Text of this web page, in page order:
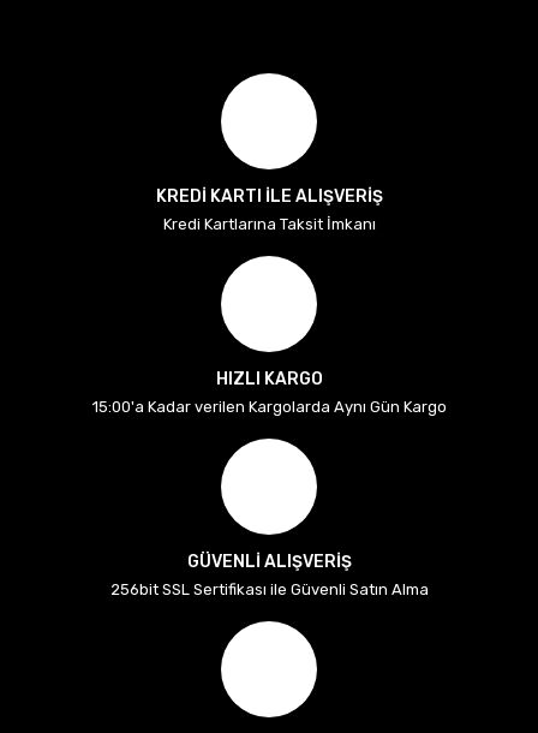
KREDİ KARTI İLE ALIŞVERİŞ
Kredi Kartlarına Taksit İmkanı
HIZLI KARGO
15:00'a Kadar verilen Kargolarda Aynı Gün Kargo
GÜVENLİ ALIŞVERİŞ
256bit SSL Sertifikası ile Güvenli Satın Alma